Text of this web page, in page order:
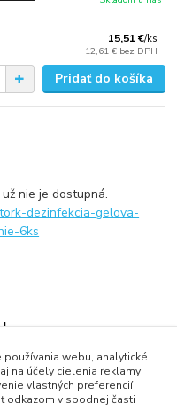
15,51 €/ks
12,61 € bez DPH
Pridať do košíka
nie je dostupná.
dezinfekcia-gelova-
6ks
webu, analytické
na účely cielenia reklamy
vlastných preferencií
odkazom v spodnej časti